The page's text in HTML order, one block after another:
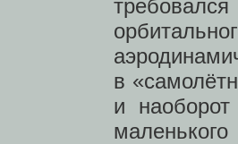
в
и